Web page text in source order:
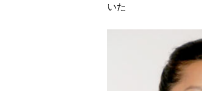
いた